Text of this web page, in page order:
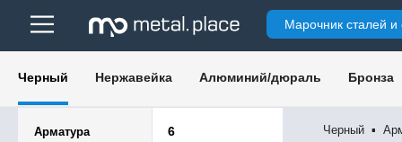
Марочник сталей и
Черный Нержавейка Алюминий/дюраль Бронза
Арматура
6
Черный ▪